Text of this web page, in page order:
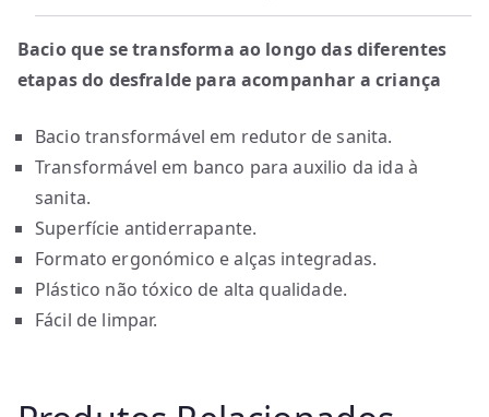
Bacio que se transforma ao longo das diferentes
etapas do desfralde para acompanhar a criança
Bacio transformável em redutor de sanita.
Transformável em banco para auxilio da ida à
sanita.
Superfície antiderrapante.
Formato ergonómico e alças integradas.
Plástico não tóxico de alta qualidade.
Fácil de limpar.